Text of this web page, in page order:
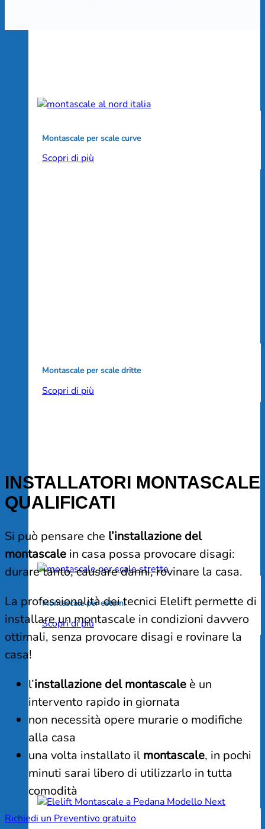
Montascale per scale curve
Scopri di più
Montascale per scale dritte
Scopri di più
Montascale per esterni
Scopri di più
INSTALLATORI MONTASCALE
QUALIFICATI
Si può pensare che l’installazione del
montascale in casa possa provocare disagi:
durare tanto, causare danni, rovinare la casa.
La professionalità dei tecnici Elelift permette di
installare un montascale in condizioni davvero
ottimali, senza provocare disagi e rovinare la
casa!
l’installazione del montascale è un
intervento rapido in giornata
non necessità opere murarie o modifiche
alla casa
una volta installato il montascale, in pochi
minuti sarai libero di utilizzarlo in tutta
comodità
Richiedi un Preventivo gratuito